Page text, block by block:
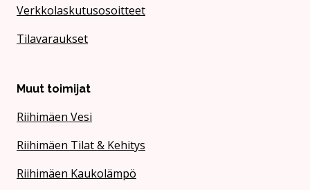
Verkkolaskutusosoitteet
Tilavaraukset
Muut toimijat
Riihimäen Vesi
Riihimäen Tilat & Kehitys
Riihimäen Kaukolämpö